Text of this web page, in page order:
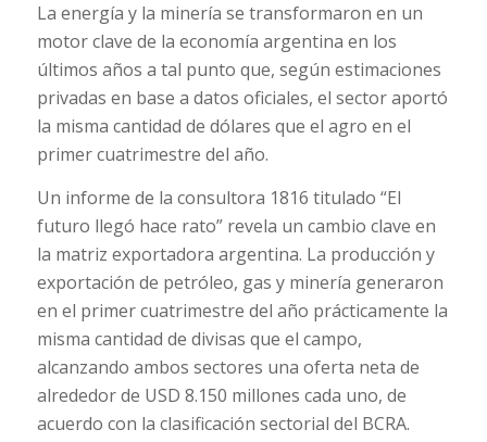
La energía y la minería se transformaron en un
motor clave de la economía argentina en los
últimos años a tal punto que, según estimaciones
privadas en base a datos oficiales, el sector aportó
la misma cantidad de dólares que el agro en el
primer cuatrimestre del año.
Un informe de la consultora 1816 titulado “El
futuro llegó hace rato” revela un cambio clave en
la matriz exportadora argentina. La producción y
exportación de petróleo, gas y minería generaron
en el primer cuatrimestre del año prácticamente la
misma cantidad de divisas que el campo,
alcanzando ambos sectores una oferta neta de
alrededor de USD 8.150 millones cada uno, de
acuerdo con la clasificación sectorial del BCRA.